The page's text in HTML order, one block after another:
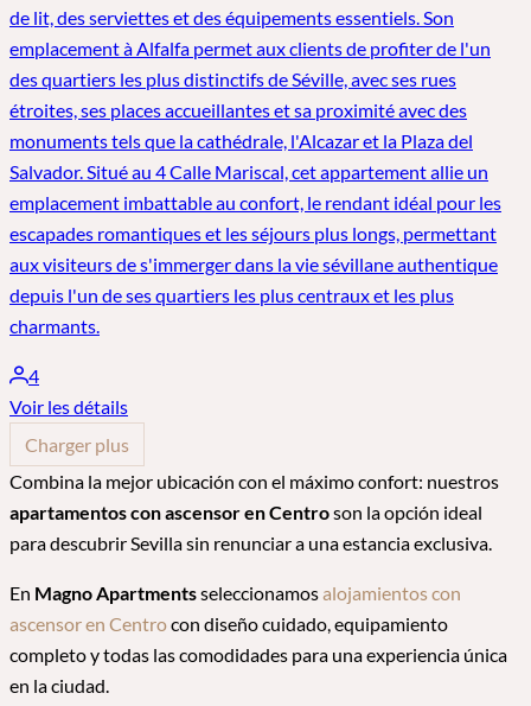
de lit, des serviettes et des équipements essentiels. Son
emplacement à Alfalfa permet aux clients de profiter de l'un
des quartiers les plus distinctifs de Séville, avec ses rues
étroites, ses places accueillantes et sa proximité avec des
monuments tels que la cathédrale, l'Alcazar et la Plaza del
Salvador. Situé au 4 Calle Mariscal, cet appartement allie un
emplacement imbattable au confort, le rendant idéal pour les
escapades romantiques et les séjours plus longs, permettant
aux visiteurs de s'immerger dans la vie sévillane authentique
depuis l'un de ses quartiers les plus centraux et les plus
charmants.
4
Voir les détails
Charger plus
Combina la mejor ubicación con el máximo confort: nuestros
apartamentos con ascensor en Centroson la opción ideal
para descubrir Sevilla sin renunciar a una estancia exclusiva.
En Magno Apartmentsseleccionamosalojamientos con
ascensor en Centrocon diseño cuidado, equipamiento
completo y todas las comodidades para una experiencia única
en la ciudad.